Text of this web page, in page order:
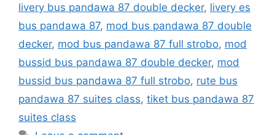
livery bus pandawa 87 double decker, livery es
bus pandawa 87, mod bus pandawa 87 double
decker, mod bus pandawa 87 full strobo, mod
bussid bus pandawa 87 double decker, mod
bussid bus pandawa 87 full strobo, rute bus
pandawa 87 suites class, tiket bus pandawa 87
suites class